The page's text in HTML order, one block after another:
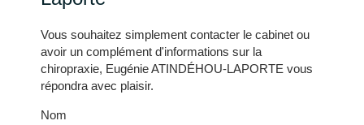
Vous souhaitez simplement contacter le cabinet ou
avoir un complément d'informations sur la
chiropraxie, Eugénie ATINDÉHOU-LAPORTE vous
répondra avec plaisir.
Nom